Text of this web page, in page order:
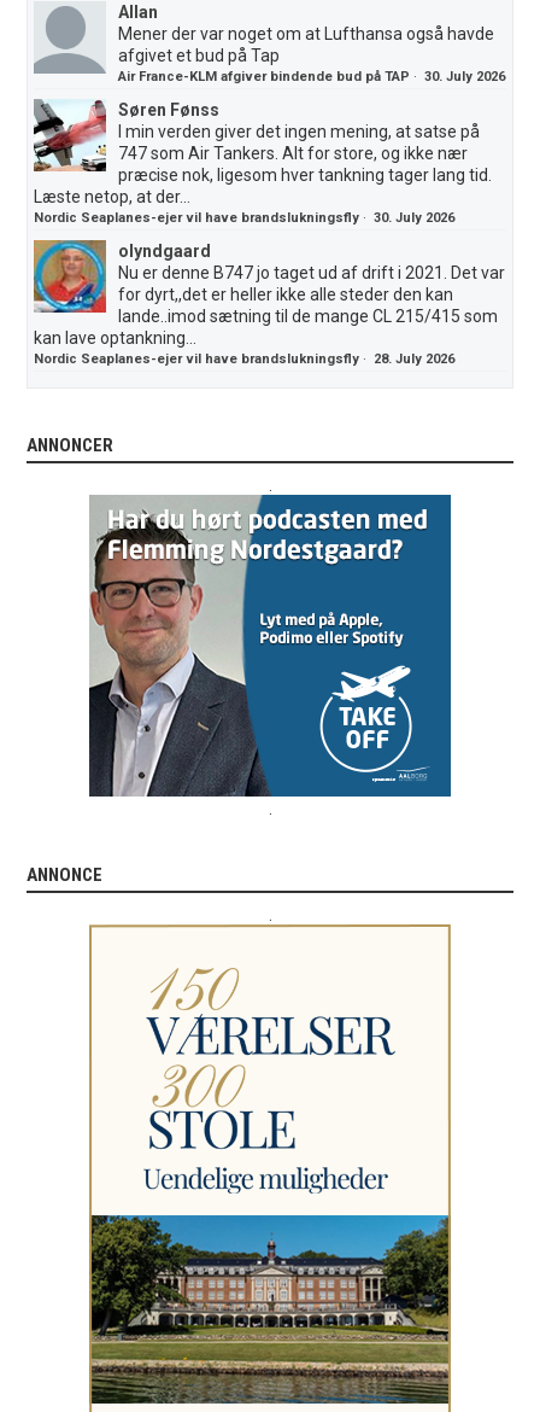
Allan
Mener der var noget om at Lufthansa også havde
afgivet et bud på Tap
Air France-KLM afgiver bindende bud på TAP ·30. July 2026
Søren Fønss
I min verden giver det ingen mening, at satse på
747 som Air Tankers. Alt for store, og ikke nær
præcise nok, ligesom hver tankning tager lang tid.
Læste netop, at der...
Nordic Seaplanes-ejer vil have brandslukningsfly ·30. July 2026
olyndgaard
Nu er denne B747 jo taget ud af drift i 2021. Det var
for dyrt,,det er heller ikke alle steder den kan
lande..imod sætning til de mange CL 215/415 som
kan lave optankning...
Nordic Seaplanes-ejer vil have brandslukningsfly · 28. July 2026
ANNONCER
ANNONCE